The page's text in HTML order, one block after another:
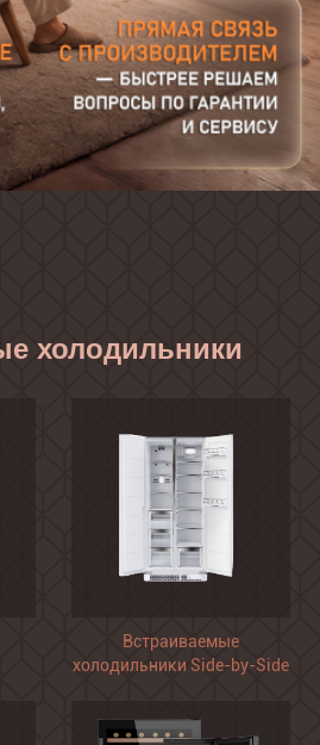
холодильники
Встраиваемые
холодильники Side-by-Side